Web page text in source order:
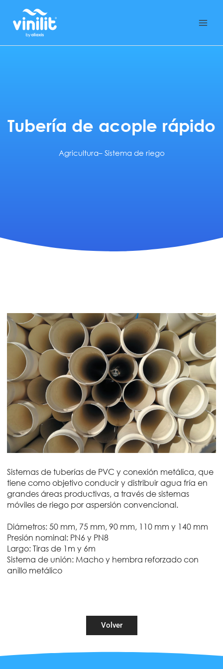
contenido
Tubería de acople rápido
Agricultura– Sistema de riego
Sistemas de tuberías de PVC y conexión metálica, que
tiene como objetivo conducir y distribuir agua fría en
grandes áreas productivas, a través de sistemas
móviles de riego por aspersión convencional.
Diámetros: 50 mm, 75 mm, 90 mm, 110 mm y 140 mm
Presión nominal: PN6 y PN8
Largo: Tiras de 1m y 6m
Sistema de unión: Macho y hembra reforzado con
anillo metálico
Volver